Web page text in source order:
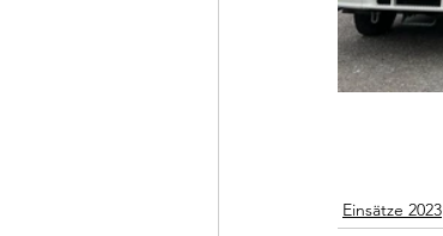
Einsätze 2023